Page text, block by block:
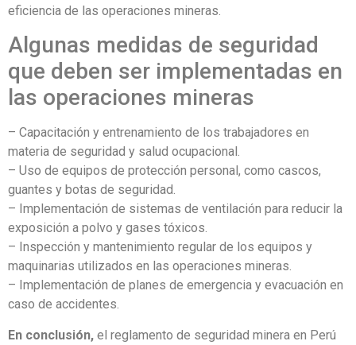
eficiencia de las operaciones mineras.
Algunas medidas de seguridad
que deben ser implementadas en
las operaciones mineras
– Capacitación y entrenamiento de los trabajadores en
materia de seguridad y salud ocupacional.
– Uso de equipos de protección personal, como cascos,
guantes y botas de seguridad.
– Implementación de sistemas de ventilación para reducir la
exposición a polvo y gases tóxicos.
– Inspección y mantenimiento regular de los equipos y
maquinarias utilizados en las operaciones mineras.
– Implementación de planes de emergencia y evacuación en
caso de accidentes.
En conclusión, el reglamento de seguridad minera en Perú